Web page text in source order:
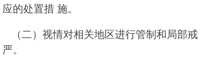
应的处置措 施。
（二）视情对相关地区进行管制和局部戒
严。